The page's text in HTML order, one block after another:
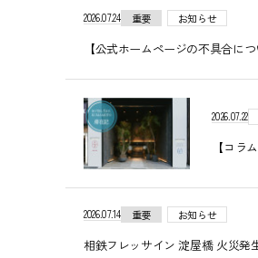
2026.07.24 重要 お知らせ
【公式ホームページの不具合に
2026.07.22
【コラ
2026.07.14 重要 お知らせ
相鉄フレッサイン 淀屋橋 火災発